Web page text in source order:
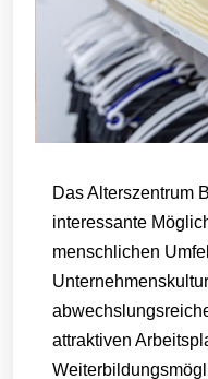
Das Alterszentrum
interessante
menschlichen
attraktiven